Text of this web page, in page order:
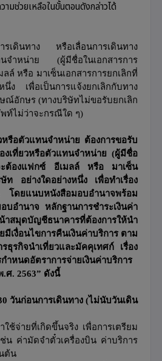
มช่วยเหลือในขั้นตอนดังกล่าวได้
รเดินทาง หรือเลื่อนการเดินทาง
นจำหน่าย (ผู้มีชื่อในเอกสารการ
ล์ หรือ มาเซ็นเอกสารการยกเลิกที่
ง เพื่อเป็นการแจ้งยกเลิกกับทาง
ณ์อักษร (ทางบริษัทไม่ขอรับยกเลิก
ท์ไม่ว่าจะกรณีใด ๆ)
รือตัวแทนจำหน่าย ต้องการขอรับ
งเที่ยวหรือตัวแทนจำหน่าย (ผู้มีชื่อ
ะต้องแฟกซ์ อีเมลล์ หรือ มาเซ็น
ษัท อย่างใดอย่างหนึ่ง เพื่อทำเรื่อง
โดยแนบหนังสือมอบอำนาจพร้อม
บอำนาจ หลักฐานการชำระเงินค่า
สมุดบัญชีธนาคารที่ต้องการให้นำ
มีเงื่อนไขการคืนเงินค่าบริการ ตาม
ธุรกิจนำเที่ยวและมัคคุเทศก์ เรื่อง
ำหนดอัตราการจ่ายเงินค่าบริการ
ศ. 2563” ดังนี้
วันก่อนการเดินทาง (ไม่นับวันเดิน
ใช้จ่ายที่เกิดขึ้นจริง เพื่อการเตรียม
น ค่ามัดจำตั๋วเครื่องบิน ค่าบริการ
ต้น